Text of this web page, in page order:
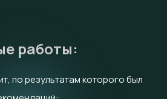
работы:
по результатам которого был